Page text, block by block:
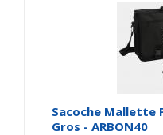
Sacoche Mallette
Gros - ARBON40